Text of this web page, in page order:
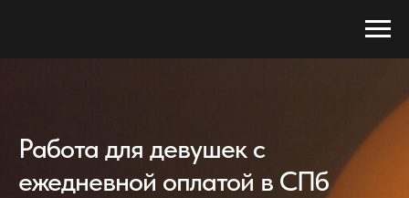
Работа для девушек с
ежедневной оплатой в СПб